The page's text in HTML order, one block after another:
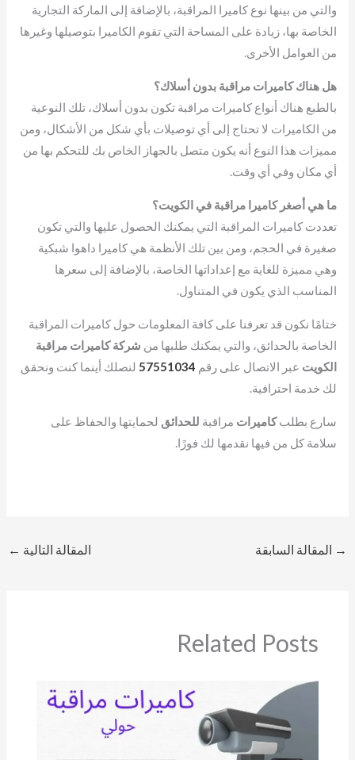
والتي من بينها نوع كاميرا المراقبة، بالإضافة إلى الماركة التجارية
الخاصة بها، زيادة على المساحة التي تقوم الكاميرا بتوصيلها وغيرها
من العوامل الأخرى.
هل هناك كاميرات مراقبة بدون أسلاك؟
بالطبع هناك أنواع كاميرات مراقبة تكون بدون أسلاك، تلك النوعية
من الكاميرات لا تحتاج إلى أي توصيلات بأي شكل من الأشكال، ومن
مميزات هذا النوع أنه يكون متصل بالجهاز الخاص بك للتحكم بها من
أي مكان وفي أي وقت.
ما هي أصغر كاميرا مراقبة في الكويت؟
تعددت كاميرات المراقبة التي يمكنك الحصول عليها والتي تكون
صغيرة في الحجم، ومن بين تلك الأنظمة هي كاميرا داهوا شبكية
وهي مميزة للغاية مع إعداداتها الخاصة، بالإضافة إلى سعرها
المناسب الذي يكون في المتناول.
ختامًا نكون قد تعرفنا على كافة المعلومات حول كاميرات المراقبة
الخاصة بالحدائق، والتي يمكنك طلبها من شركة كاميرات مراقبة
الكويت عبر الاتصال على رقم 57551034 لنصلك أينما كنت ونحقق
لك خدمة احترافية.
سارع بطلبكاميرات مراقبة للحدائق لحمايتها والحفاظ على
سلامة كل من فيها نقدمها لك فورًا.
→ المقالة السابقة المقالة التالية ←
Related Posts